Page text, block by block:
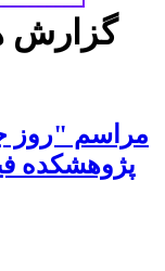
گزارش
پژوهشکده